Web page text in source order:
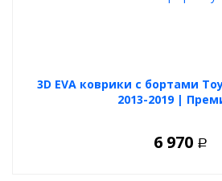
3D EVA коврики с бортами
2013-2019 |
6 970 Р